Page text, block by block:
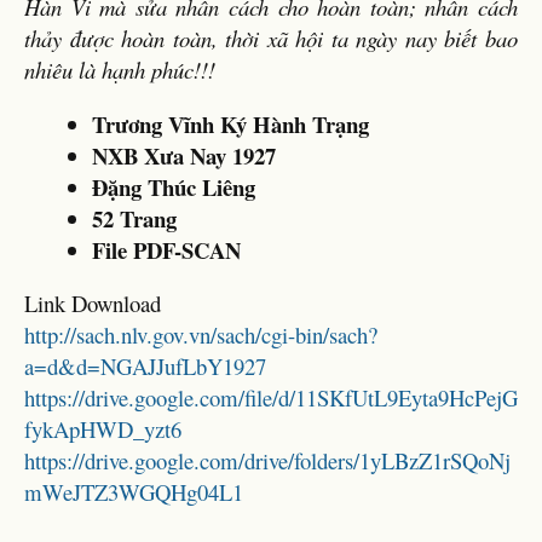
Hàn Vi mà sửa nhân cách cho hoàn toàn; nhân cách
thảy được hoàn toàn, thời xã hội ta ngày nay biết bao
nhiêu là hạnh phúc!!!
Trương Vĩnh Ký Hành Trạng
NXB Xưa Nay 1927
Đặng Thúc Liêng
52 Trang
File PDF-SCAN
Link Download
http://sach.nlv.gov.vn/sach/cgi-bin/sach?
a=d&d=NGAJJufLbY1927
https://drive.google.com/file/d/11SKfUtL9Eyta9HcPejG
fykApHWD_yzt6
https://drive.google.com/drive/folders/1yLBzZ1rSQoNj
mWeJTZ3WGQHg04L1